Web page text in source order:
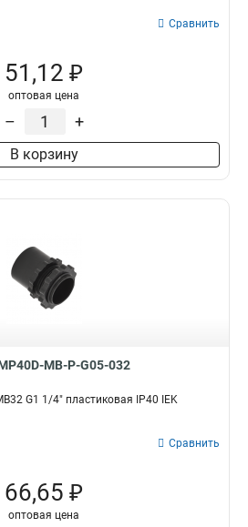
Сравнить
51,12 ₽
оптовая цена
– +
В корзину
MB-P-G05-032
G1 1/4" пластиковая IP40 IEK
Сравнить
66,65 ₽
оптовая цена